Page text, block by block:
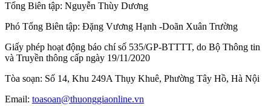
Tổng Biên tập: Nguyễn Thùy Dương
Phó Tổng Biên tập: Đặng Vương Hạnh -Doãn Xuân Trường
Giấy phép hoạt động báo chí số 535/GP-BTTTT, do Bộ Thông tin
và Truyền thông cấp ngày 19/11/2020
Tòa soạn: Số 14, Khu 249A Thụy Khuê, Phường Tây Hồ, Hà Nội
Email: toasoan@thuonggiaonline.vn